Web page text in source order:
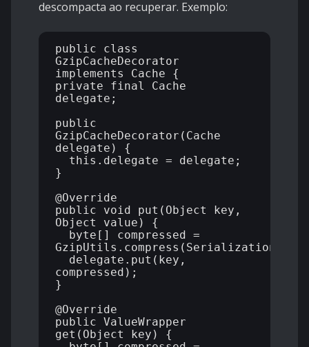
descompacta ao recuperar. Exemplo:
public class
GzipCacheDecorator
implements Cache {
private final Cache
delegate;
public
GzipCacheDecorator(Cache
delegate) {
}
@Override
public void put(Object key,
Object value) {
compressed);
}
@Override
public ValueWrapper
get(Object key) {